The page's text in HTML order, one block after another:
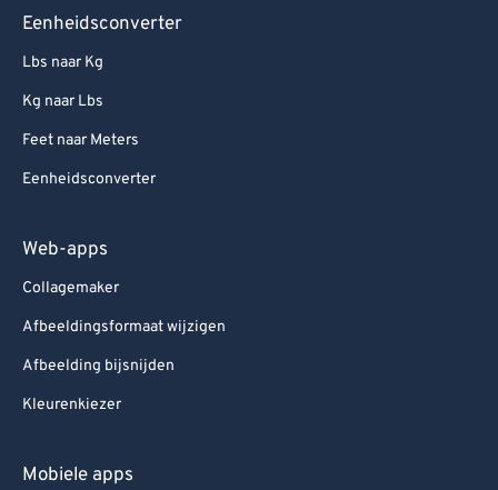
Eenheidsconverter
Lbs naar Kg
Kg naar Lbs
Feet naar Meters
Eenheidsconverter
Web-apps
Collagemaker
Afbeeldingsformaat wijzigen
Afbeelding bijsnijden
Kleurenkiezer
Mobiele apps